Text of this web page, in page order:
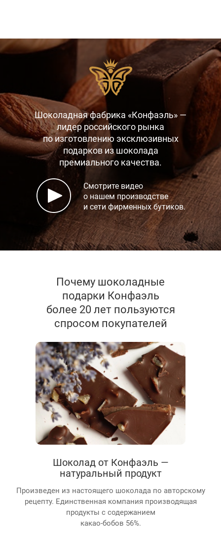
Шоколадная фабрика «Конфаэль» —
лидер российского рынка
по изготовлению эксклюзивных
подарков из шоколада
премиального качества.
Смотрите видео
о нашем производстве
и сети фирменных бутиков.
Почему шоколадные
подарки Конфаэль
более 20 лет пользуются
спросом покупателей
Шоколад от Конфаэль —
натуральный продукт
Произведен из настоящего шоколада по авторскому
рецепту. Единственная компания производящая
продукты с содержанием
какао-бобов 56%.